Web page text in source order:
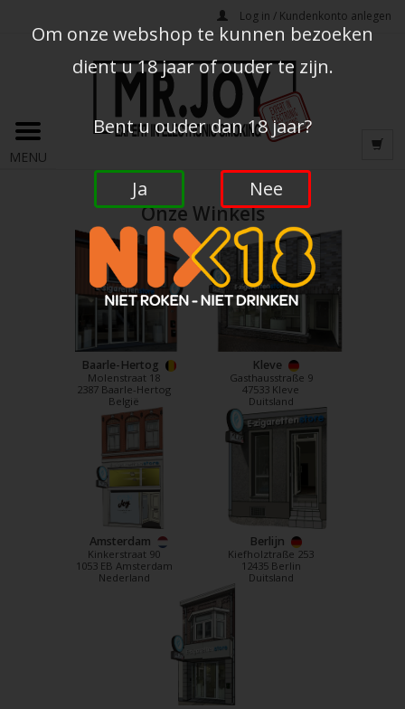
Log in / Kundenkonto anlegen
MENU
Onze Winkels
Baarle-Hertog
Molenstraat 18
2387 Baarle-Hertog
België
Kleve
Gasthausstraße 9
47533 Kleve
Duitsland
Amsterdam
Kinkerstraat 90
1053 EB Amsterdam
Nederland
Berlijn
Kiefholztraße 253
12435 Berlin
Duitsland
Om onze webshop te kunnen bezoeken
dient u 18 jaar of ouder te zijn.
Bent u ouder dan 18 jaar?
Ja Nee